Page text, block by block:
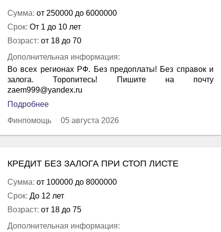
Сумма: от 250000 до 6000000
Срок: От 1 до 10 лет
Возраст: от 18 до 70
Дополнительная информация:
Во всех регионах РФ. Без предоплаты! Без справок и
залога. Торопитесь! Пишите на почту
zaem999@yandex.ru
Подробнее
Финпомощь
05 августа 2026
КРЕДИТ БЕЗ ЗАЛОГА ПРИ СТОП ЛИСТЕ
Сумма: от 100000 до 8000000
Срок: До 12 лет
Возраст: от 18 до 75
Дополнительная информация: